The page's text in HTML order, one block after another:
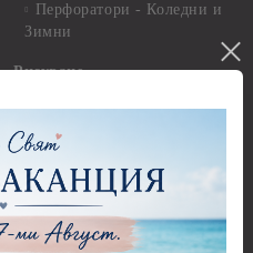
Перфоратори - Коледни и
Зимни
Рисуване
Грунд и почистващи
Стативи и поставки
Четки и инструменти